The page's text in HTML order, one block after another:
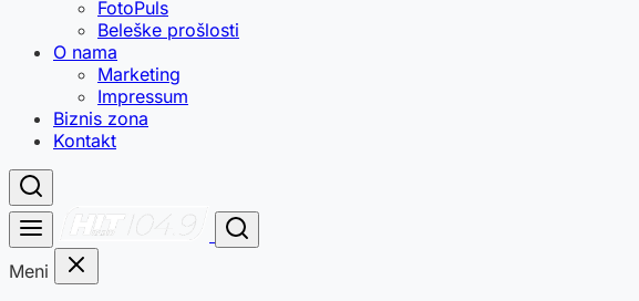
FotoPuls
Beleške prošlosti
O nama
Marketing
Impressum
Biznis zona
Kontakt
Meni